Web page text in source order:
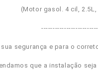
(Motor gasol. 4 cil, 2.5L,
sua segurança e para o
que a instalação